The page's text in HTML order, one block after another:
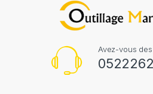
Avez-vous